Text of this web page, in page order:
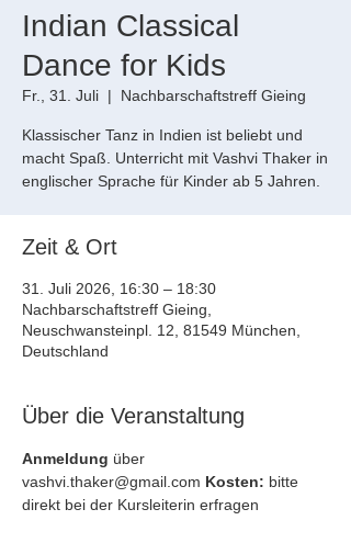
Indian Classical
Dance for Kids
Fr., 31. Juli
  |
Nachbarschaftstreff Gieing
Klassischer Tanz in Indien ist beliebt und
macht Spaß. Unterricht mit Vashvi Thaker in
englischer Sprache für Kinder ab 5 Jahren.
Zeit & Ort
31. Juli 2026, 16:30 – 18:30
Nachbarschaftstreff Gieing,
Neuschwansteinpl. 12, 81549 München,
Deutschland
Über die Veranstaltung
Anmeldung über
vashvi.thaker@gmail.com Kosten: bitte
direkt bei der Kursleiterin erfragen